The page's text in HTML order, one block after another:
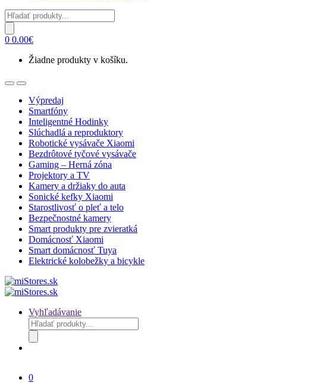
Products
search
0 0.00€
Žiadne produkty v košíku.
OpenClose
Výpredaj
Smartfóny
Inteligentné Hodinky
Slúchadlá a reproduktory
Robotické vysávače Xiaomi
Bezdrôtové tyčové vysávače
Gaming – Herná zóna
Projektory a TV
Kamery a držiaky do auta
Sonické kefky Xiaomi
Starostlivosť o pleť a telo
Bezpečnostné kamery
Smart produkty pre zvieratká
Domácnosť Xiaomi
Smart domácnosť Tuya
Elektrické kolobežky a bicykle
Vyhľadávanie
Products
search
0